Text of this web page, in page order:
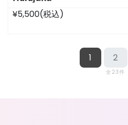
¥5,500(税込)
1 2
全23件